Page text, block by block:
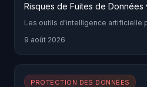
Risques de Fuites de Données
Les outils d'intelligence artificielle
9 août 2026
PROTECTION DES DONNÉES